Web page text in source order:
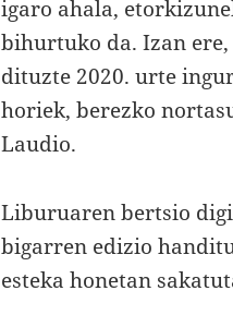
igaro ahala,
bihurtuko da. Izan
dituzte 2020. urte
horiek, berezko
Laudio.
Liburuaren bertsio
bigarren edizio
esteka honetan